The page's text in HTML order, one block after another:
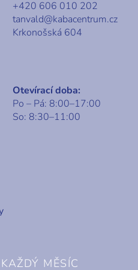
+420 606 010 202
tanvald@kabacentrum.cz
Krkonošská 604
Otevírací doba:
Po – Pá: 8:00–17:00
So: 8:30–11:00
MĚSÍC